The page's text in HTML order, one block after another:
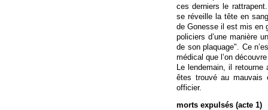
ces derniers le
se réveille la tête en
de Gonesse il est mis en
policiers d’une manière
de son plaquage". Ce
médical que l’on
Le lendemain, il
êtes trouvé au mauvais
officier.
morts expulsés (acte 1)